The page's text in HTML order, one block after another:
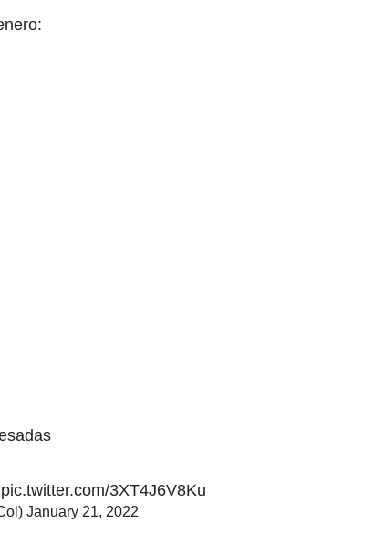
pic.twitter.com/3XT4J6V8Ku
January 21, 2022